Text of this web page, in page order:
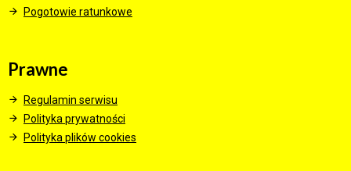
Pogotowie ratunkowe
Prawne
Regulamin serwisu
Polityka prywatności
Polityka plików cookies